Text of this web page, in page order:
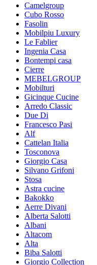
Camelgroup
Cubo Rosso
Fasolin
Mobilpiu Luxury
Le Fablier
Ingenia Casa
Bontempi casa
Cierre
MEBELGROUP
Mobilturi
Gicinque Cucine
Arredo Classic
Due Di
Francesco Pasi
Alf
Cattelan Italia
Tosconova
Giorgio Casa
Silvano Grifoni
Stosa
Astra cucine
Bakokko
Aerre Divani
Alberta Salotti
Albani
Altacom
Alta
Biba Salotti
Giorgio Collection